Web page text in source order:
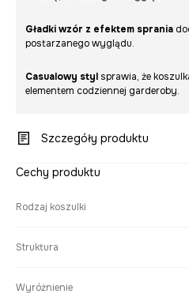
Gładki wzór z efektem sprania
postarzanego wyglądu.
Casualowy styl sprawia, że
elementem codziennej garderoby.
Szczegóły produktu
Cechy produktu
Rodzaj koszulki
Struktura
Wyróżnienie